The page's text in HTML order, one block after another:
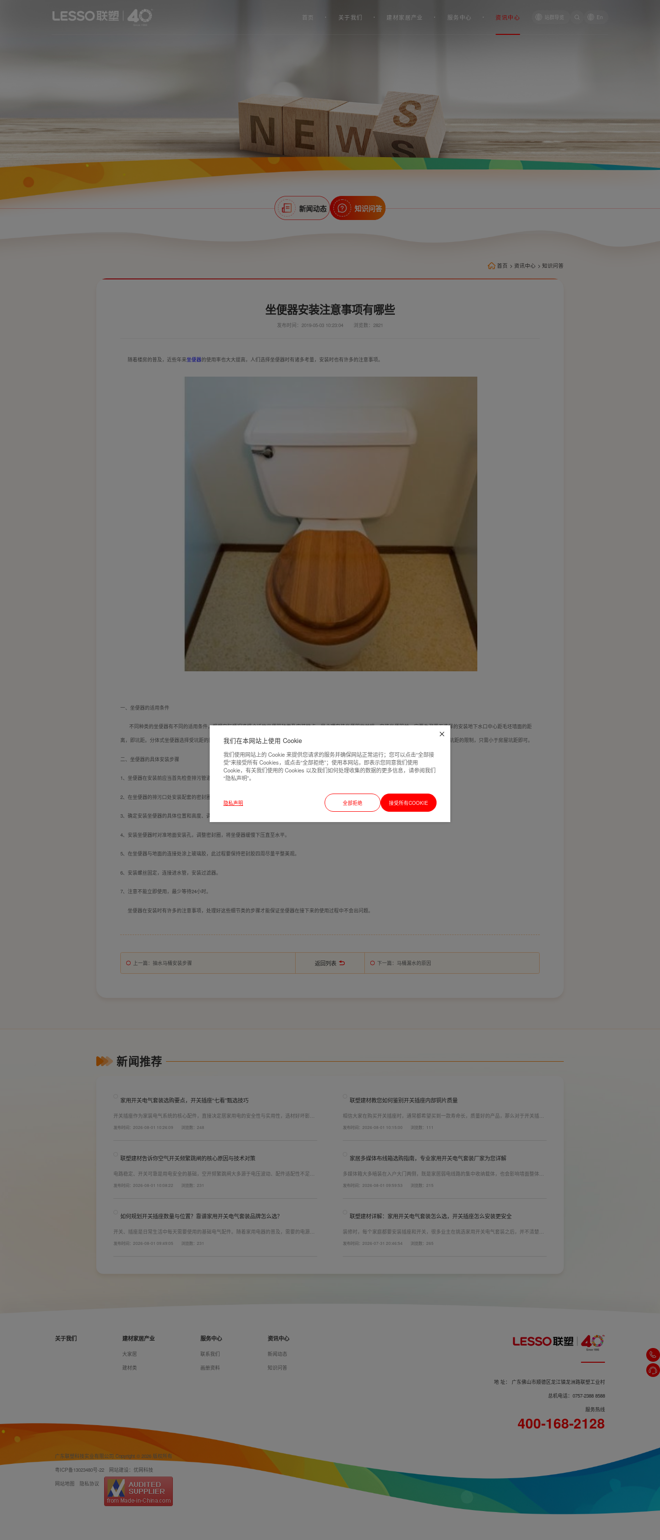
首页 关于我们 建材家居产业 服务中心 资讯中心 站群导览 En
新闻动态 知识问答
首页 > 资讯中心 > 知识问答
坐便器安装注意事项有哪些
发布时间：2019-05-03 10:23:04 浏览数：2821
随着楼房的普及，近些年来坐便器的使用率也大大提高，人们选择坐便器时有诸多考量，安装时也有许多的注意事项。
一、 坐便器的适用条件
不同种类的坐便器有不同的适用条件，根据实际情况选择合适的坐便器种类及安装地点，是合理安装坐便器的前提。安装坐便器前一定要先测量下选择的安装地下水口中心距毛坯墙面的距
离，即坑距。分体式坐便器选择受坑距的限制，如果小于坑距的距离较大，一般会于坐便器背后砌一道墙来解决坑距过大问题。连体坐便器在安装时不受坑距的限制，只需小于房屋坑距即可。
二、 坐便器的具体安装步骤
1、 坐便器在安装前应当首先检查排污管道是否畅通及安装地点地面清洁度是否合适。
2、 在坐便器的排污口处安装配套的密封圈。
3、 确定安装坐便器的具体位置和高度、调整位置、提前打好安装孔。打安装孔时需要对准地之前标记好的地脚螺丝孔，使用冲击钻，最后装入膨胀胶钉。
4、 安装坐便器时对准地面安装孔，调整密封圈，将坐便器缓慢下压直至水平。
5、 在坐便器与地面的连接处涂上玻璃胶，此过程要保持密封胶四周尽量平整美观。
6、 安装螺丝固定，连接进水管，安装过滤器。
7、 注意不能立即使用，最少等待24小时。
坐便器在安装时有许多的注意事项，处理好这些细节类的步骤才能保证坐便器在接下来的使用过程中不会出问题。
上一篇 ：抽水马桶安装步骤 返回列表 下一篇 ：马桶漏水的原因
新闻推荐
家用开关电气套装选购要点，开关插座“七看”甄选技巧
开关插座作为家装电气系统的核心配件，直接决定居家用电的安全性与实用性，选材好坏影响
键。联塑建材总结专业选购“七看”技巧，帮大家精准避坑，挑选安全耐用的开关插座产品。
发布时间：2026-08-01 10:26:09 浏览数：248
联塑建材教您如何鉴别开关插座内部铜片质量
相信大家在购买开关插座时，通常都希望买到一款寿命长，质量好的产品，那么对于开关插座
越好(因为铜片长度决定了插座距离的大小，插孔间距越宽二三插同时插入越方便)。
发布时间：2026-08-01 10:15:00 浏览数：111
联塑建材告诉你空气开关频繁跳闸的核心原因与技术对策
电路稳定、开关可靠是用电安全的基础，空开频繁跳闸大多源于电压波动、配件适配性不足或
套装产品，结构设计科学、稳压防护性能优异，可有效应对电压瞬变、电网波动等场景，减少
发布时间：2026-08-01 10:08:22 浏览数：231
家居多媒体布线箱选购指南，专业家用开关电气套装厂家为您详解
多媒体箱大多暗装在入户大门两侧，既是家居弱电线路的集中收纳载体，也会影响墙面整体装
式配齐全屋电气产品，选择综合实力过硬的家用开关电气套装厂家，可以同时搞定开关插座、
发布时间：2026-08-01 09:59:53 浏览数：215
如何规划开关插座数量与位置？靠谱家用开关电气套装品牌怎么选？
开关、插座是日常生活中每天需要使用的基础电气配件。随着家用电器的普及，需要的电源插
键。如果装修时开关、插座的数量设置不够，或者开关、插座的位置设置不合理，会给今后的
发布时间：2026-08-01 09:49:05 浏览数：231
联塑建材详解：家用开关电气套装怎么选，开关插座怎么安装更安全
装修时，每个家庭都要安装插座和开关，很多业主在挑选家用开关电气套装之后，并不清楚插
久安全，必须做到选对产品+规范安装双重达标。
发布时间：2026-07-31 20:46:54 浏览数：265
关于我们 建材家居产业
大家居
建材类
服务中心
联系我们
画册资料
资讯中心
新闻动态
知识问答
地 址： 广东佛山市顺德区龙江镇龙洲路联塑工业村
总机电话：0757-2388 8588
服务热线
400-168-2128
广东联塑科技实业有限公司 Copyright © 2026 版权所有
粤ICP备13023480号-22
网站建设：优网科技
网站地图
隐私协议
我们在本网站上使用 Cookie
我们使用网站上的 Cookie 来提供您请求的服务并确保网站正常运行；您可以点击“全部接
受”来接受所有 Cookies，或点击“全部拒绝”；使用本网站，即表示您同意我们使用
Cookie，有关我们使用的 Cookies 以及我们如何处理收集的数据的更多信息，请参阅我们
“隐私声明”。
隐私声明 全部拒绝 接受所有COOKIE